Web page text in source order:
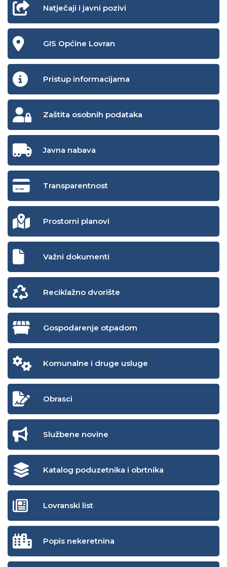
Natječaji i javni pozivi
GIS Općine Lovran
Pristup informacijama
Zaštita osobnih podataka
Javna nabava
Transparentnost
Prostorni planovi
Važni dokumenti
Reciklažno dvorište
Gospodarenje otpadom
Komunalne i druge usluge
Obrasci
Službene novine
Katalog poduzetnika i obrtnika
Lovranski list
Popis nekeretnina